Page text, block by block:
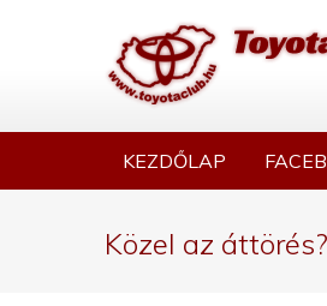
KEZDŐLAP
Közel az